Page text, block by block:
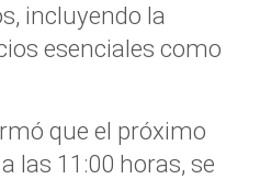
incluyendo la
esenciales como
que el próximo
las 11:00 horas, se